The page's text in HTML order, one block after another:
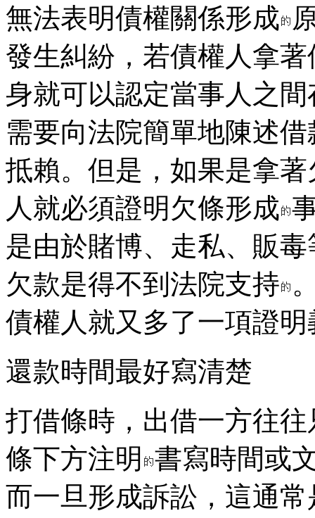
無法表明債權關係形成
發生糾紛，若債權人拿
身就可以認定當事人之間
需要向法院簡單地陳述借
抵賴。但是，如果是拿
人就必須證明欠條形成
是由於賭博、走私、販
欠款是得不到法院支持
債權人就又多了一項證明
還款時間最好寫清楚
打借條時，出借一方往
條下方注明 書寫時間或
而一旦形成訴訟，這通常